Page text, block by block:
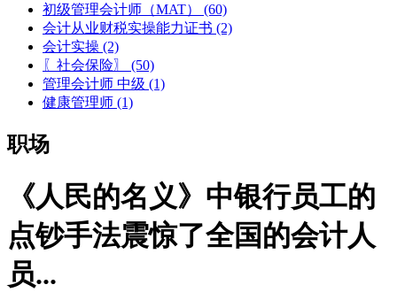
初级管理会计师（MAT）
(60)
会计从业财税实操能力证书 (2)
会计实操 (2)
〖社会保险〗
(50)
管理会计师 中级 (1)
健康管理师 (1)
职场
《人民的名义》中银行员工的
点钞手法震惊了全国的会计人
员...